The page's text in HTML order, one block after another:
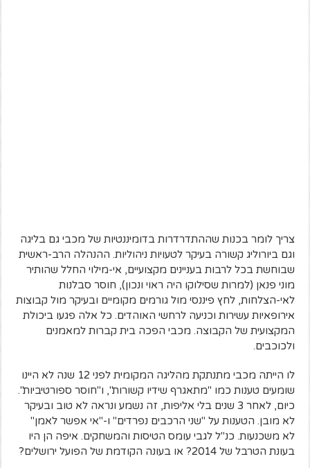
צריך לומר בכנות שההתדרדרות בדומיננטיות של מכבי גם בליגה
וגם ביורוליג קשורה בעיקר לטעויות ניהוליות. ההנהלה הרב-ראשית
שבוחשת בכל לרבות בעניינים מקצועיים, אי-מילוי החלל שהותיר
מוני פנאן (למרות שסילוקו היה ראוי ונכון), חוסר סבלנות
לאי-הצלחות, לחץ פיננסי מול גורמים מקומיים ובעיקר מול קבוצות
אירופאיות עשירות וכניעה לרחשי האוהדים. כל אלה פגעו ביכולת
המקצועית של הקבוצה. מכבי הפכה בית קברות למאמנים
ולכוכבים.
לו הייתה מכבי מתנתקת מהליגה המקומית לפני 12 שנה לא היינו
שומעים טענות כמו "מתאגרף שידיו קשורות", ו"חוסר ספורטיביות".
כיום, לאחר 3 שנים בלי אליפות, זה נשמע ונראה לא טוב ובעיקר
לא מובן. הטענות על "שני הרכבים נפרדים" ו-"אי אפשר לאמן"
לא משכנעות. כנ"ל לגבי עומס הטיסות והמשחקים. איפה הן היו
בעונת הטרבל של 2014? או בעונה הקודמת של הפועל ירושלים?